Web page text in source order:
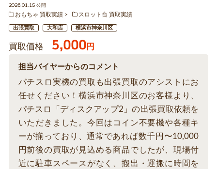
2026.01.15 公開
おもちゃ 買取実績
スロット台 買取実績
出張買取 大和店 横浜市神奈川区
買取価格 5,000円
担当バイヤーからのコメント
パチスロ実機の買取も出張買取のアシストにお
任せください！横浜市神奈川区のお客様より、
パチスロ「ディスクアップ2」の出張買取依頼を
いただきました。今回はコイン不要機や各種キ
ーが揃っており、通常であれば数千円〜10,000
円前後の買取が見込める商品でしたが、現場付
近に駐車スペースがなく、搬出・運搬に時間を